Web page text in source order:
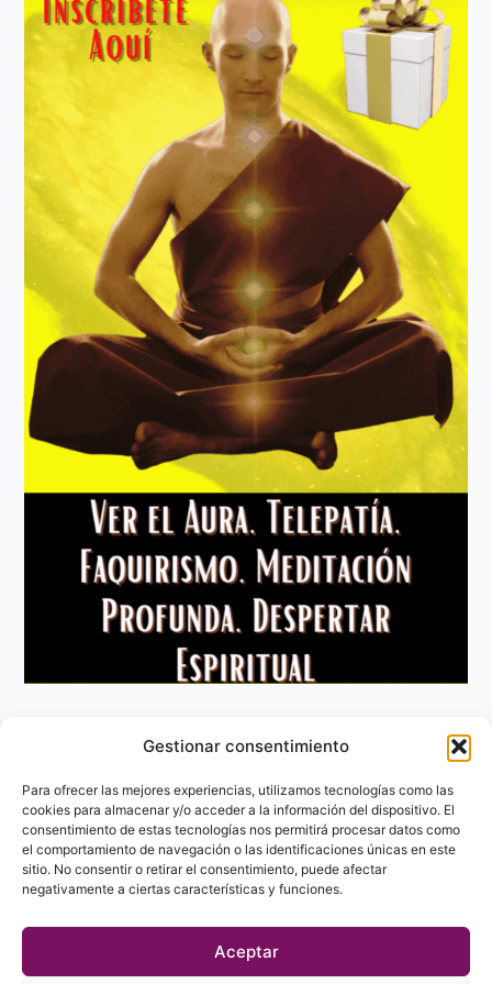
Gestionar consentimiento
Para ofrecer las mejores experiencias, utilizamos tecnologías como las
cookies para almacenar y/o acceder a la información del dispositivo. El
consentimiento de estas tecnologías nos permitirá procesar datos como
el comportamiento de navegación o las identificaciones únicas en este
sitio. No consentir o retirar el consentimiento, puede afectar
negativamente a ciertas características y funciones.
Aceptar
Aviso Legal
Política de privacidad
Política de Cookies
Contacto